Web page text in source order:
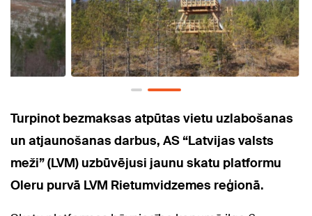
Turpinot bezmaksas atpūtas vietu uzlabošanas
un atjaunošanas darbus, AS “Latvijas valsts
meži” (LVM) uzbūvējusi jaunu skatu platformu
Oleru purvā LVM Rietumvidzemes reģionā.